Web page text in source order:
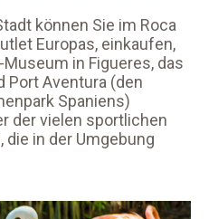
können Sie im Roca
Europas, einkaufen,
in Figueres, das
Port Aventura (den
Spaniens)
der vielen sportlichen
in der Umgebung